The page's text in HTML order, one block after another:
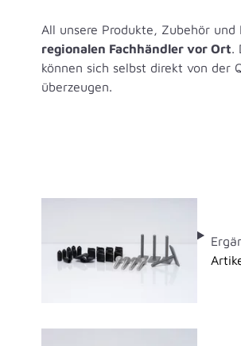
All unsere Produkte, Zubehör
regionalen Fachhändler vor Ort.
können sich selbst direkt von der
überzeugen.